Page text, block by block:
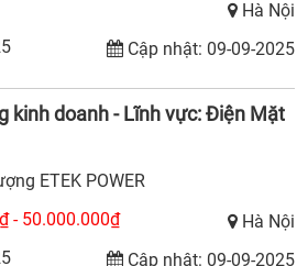
Hà Nội
Cập nhật: 09-09-2025
kinh doanh - Lĩnh vực: Điện Mặt
ETEK POWER
- 50.000.000₫
Hà Nội
Cập nhật: 09-09-2025